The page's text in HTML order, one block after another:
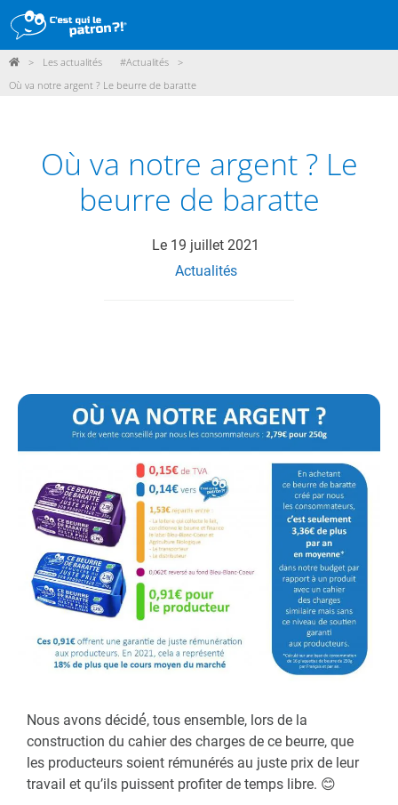
DÉMARCHE
POINTS DE VENTE
PARTICIPER
ME CONNECTER / ADHÉRER
> Les actualités #Actualités
>
Où va notre argent ? Le beurre de baratte
Où va notre argent ? Le
beurre de baratte
Le 19 juillet 2021
Actualités
Nous avons décidé́, tous ensemble, lors de la
construction du cahier des charges de ce beurre, que
les producteurs soient rémunérés au juste prix de leur
travail et qu’ils puissent profiter de temps libre. 😊